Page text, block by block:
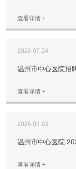
查看详情 +
2026-07-24
温州市中心医院招
查看详情 +
2026-03-03
温州市中心医院
查看详情 +